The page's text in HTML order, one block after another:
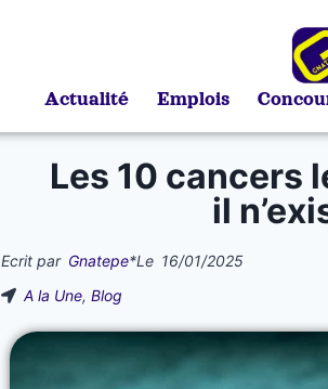
Actualité Emplois
Les 10 cancers
il
Ecrit par Gnatepe*Le 16/01/2025
A la Une, Blog